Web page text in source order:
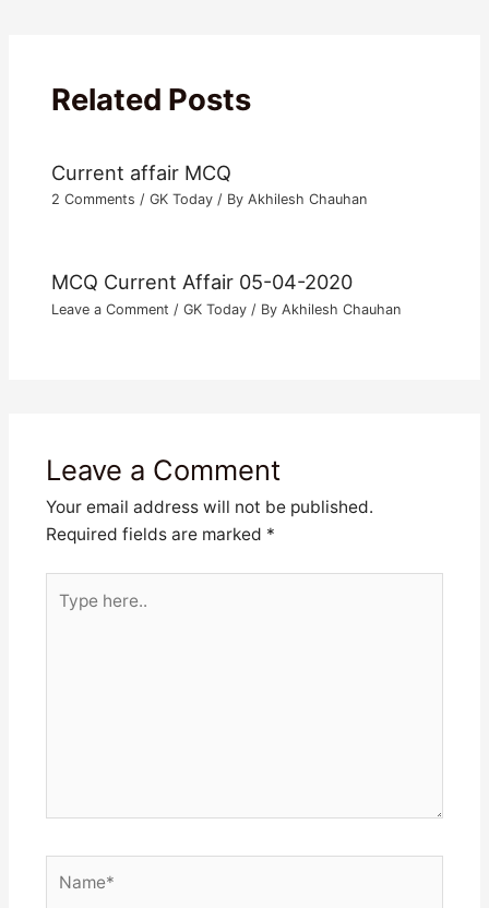
Related Posts
Current affair MCQ
2 Comments /GK Today / ByAkhilesh Chauhan
MCQ Current Affair 05-04-2020
Leave a Comment /GK Today / ByAkhilesh Chauhan
Leave a Comment
Your email address will not be published.
Required fields are marked *
here..